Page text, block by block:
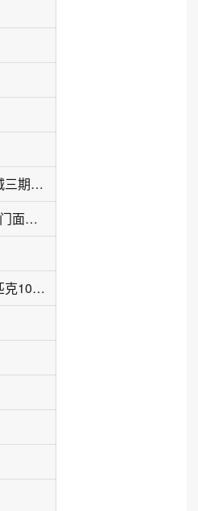
湖南省长沙市长沙县星沙街道华润凤凰城三期西门
长沙市长沙县东四路辉宏橄榄城4栋37-1门面东方红棋牌室
湖南省长沙市长沙县特立西路湖湘奥林匹克103号